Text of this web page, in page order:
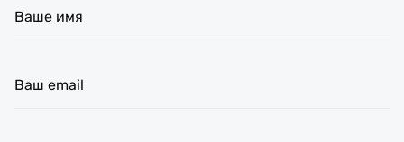
Ваше имя
Ваш email